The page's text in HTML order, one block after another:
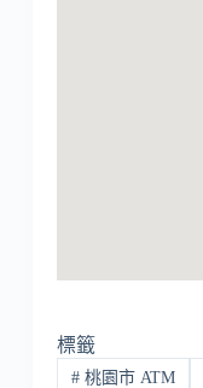
標籤
#桃園市 ATM